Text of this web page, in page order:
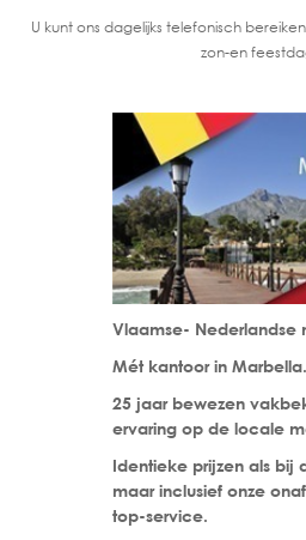
U kunt ons dagelijks telefonisch
zon-en
Vlaamse- Nederlandse
Mét kantoor in Marbella.
25 jaar bewezen
ervaring op de locale
Identieke prijzen als bij
maar inclusief onze
top-service.